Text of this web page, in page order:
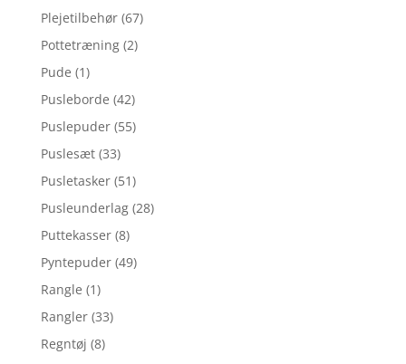
Plejetilbehør (67)
Pottetræning (2)
Pude (1)
Pusleborde (42)
Puslepuder (55)
Puslesæt (33)
Pusletasker (51)
Pusleunderlag (28)
Puttekasser (8)
Pyntepuder (49)
Rangle (1)
Rangler (33)
Regntøj (8)